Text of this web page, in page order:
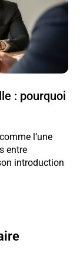
: pourquoi
l’une
entre
introduction